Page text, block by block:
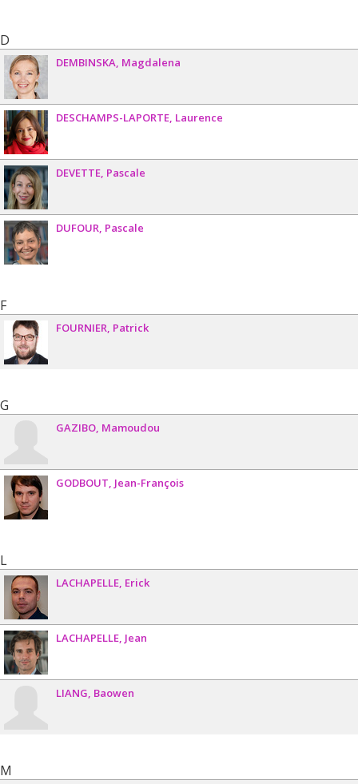
D
DEMBINSKA Magdalena
DESCHAMPS-LAPORTE Laurence
DEVETTE Pascale
DUFOUR Pascale
F
FOURNIER Patrick
G
GAZIBO Mamoudou
GODBOUT Jean-François
L
LACHAPELLE Erick
LACHAPELLE Jean
LIANG Baowen
M